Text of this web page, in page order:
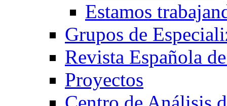
Estamos
Grupos de
Revista Española
Proyectos